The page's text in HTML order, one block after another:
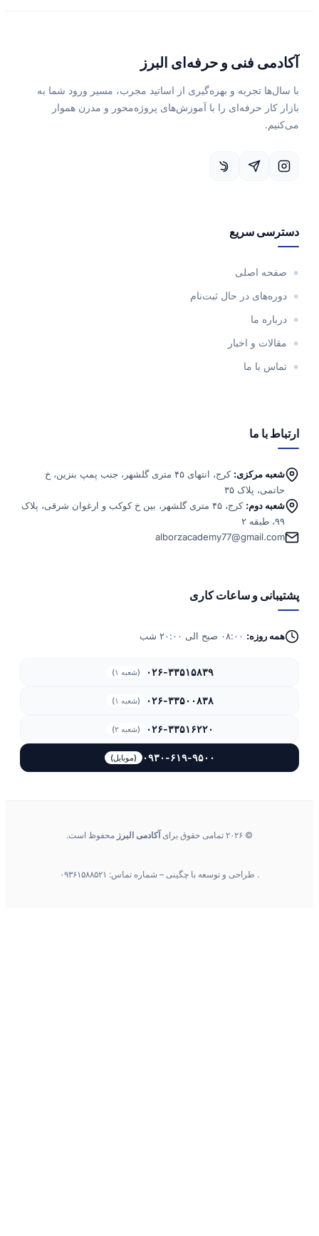
آکادمی فنی و حرفه‌ای البرز
با سال‌ها تجربه و بهره‌گیری از اساتید مجرب، مسیر ورود شما به
بازار کار حرفه‌ای را با آموزش‌های پروژه‌محور و مدرن هموار
می‌کنیم.
دسترسی سریع
صفحه اصلی
دوره‌های در حال ثبت‌نام
درباره ما
مقالات و اخبار
تماس با ما
ارتباط با ما
شعبه مرکزی:
کرج، انتهای ۴۵ متری گلشهر، جنب پمپ بنزین، خ
حاتمی، پلاک ۳۵
شعبه دوم:
کرج، ۴۵ متری گلشهر، بین خ کوکب و ارغوان شرقی، پلاک
۹۹، طبقه ۲
alborzacademy77@gmail.com
پشتیبانی و ساعات کاری
همه روزه:
۰۲۶-۳۳۵۱۵۸۳۹ (شعبه ۱)
۰۲۶-۳۳۵۰۰۸۳۸ (شعبه ۱)
۰۲۶-۳۳۵۱۶۲۲۰ (شعبه ۲)
۰۹۳۰-۶۱۹-۹۵۰۰ (موبایل)
© ۲۰۲۶ تمامی حقوق برای آکادمی البرز محفوظ است.
. طراحی و توسعه با چگینی – شماره تماس: ۰۹۳۶۱۵۸۸۵۲۱